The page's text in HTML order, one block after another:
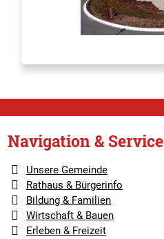
Navigation & Service
Unsere Gemeinde
Rathaus & Bürgerinfo
Bildung & Familien
Wirtschaft & Bauen
Erleben & Freizeit